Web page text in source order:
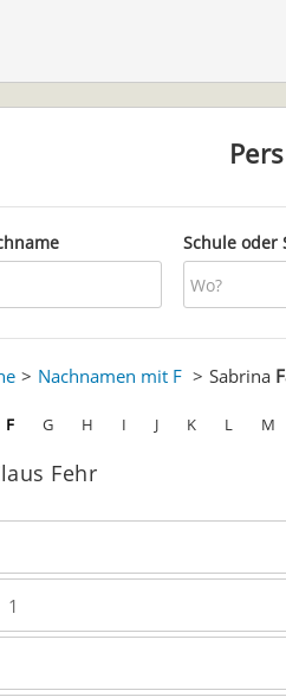
Schule oder
Nachnamen mit F Sabrina
F G H I J K L M
Fehr
1